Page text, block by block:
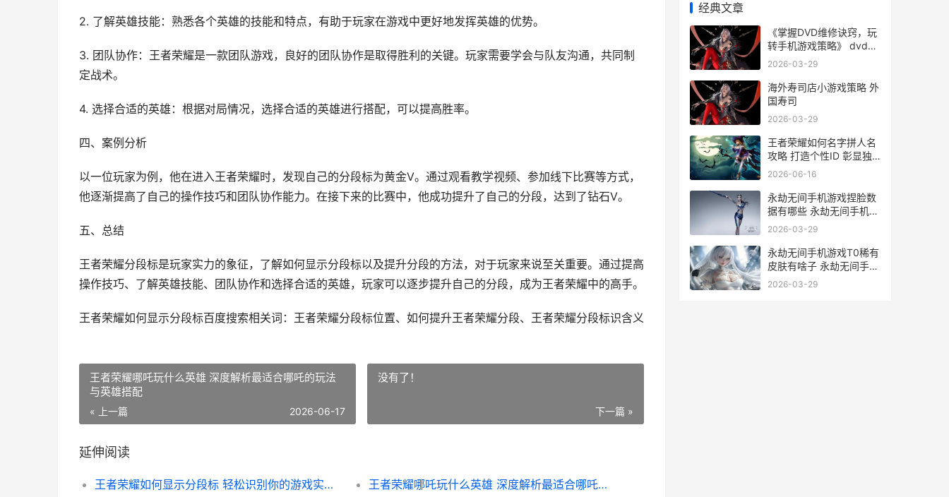
2. 了解英雄技能：熟悉各个英雄的技能和特点，有助于玩家在游戏中更好地发挥英雄的优势。
3. 团队协作：王者荣耀是一款团队游戏，良好的团队协作是取得胜利的关键。玩家需要学会与队友沟通，共同制
定战术。
4. 选择合适的英雄：根据对局情况，选择合适的英雄进行搭配，可以提高胜率。
四、案例分析
以一位玩家为例，他在进入王者荣耀时，发现自己的分段标为黄金V。通过观看教学视频、参加线下比赛等方式，
他逐渐提高了自己的操作技巧和团队协作能力。在接下来的比赛中，他成功提升了自己的分段，达到了钻石V。
五、总结
王者荣耀分段标是玩家实力的象征，了解如何显示分段标以及提升分段的方法，对于玩家来说至关重要。通过提高
操作技巧、了解英雄技能、团队协作和选择合适的英雄，玩家可以逐步提升自己的分段，成为王者荣耀中的高手。
王者荣耀如何显示分段标百度搜索相关词：王者荣耀分段标位置、如何提升王者荣耀分段、王者荣耀分段标识含义
王者荣耀哪吒玩什么英雄 深度解析最适合哪吒的玩法
与英雄搭配
« 上一篇 2026-06-17
没有了！
下一篇 »
延伸阅读
王者荣耀如何显示分段标 轻松识别你的游戏实力与段位提升攻略 王者荣耀哪吒玩什么英雄 深度解析最适合哪吒的玩法与英雄搭配
经典文章
《掌握DVD维修诀窍，玩
转手机游戏策略》 dvd机
怎么维修视频
2026-03-29
海外寿司店小游戏策略 外
国寿司
2026-03-29
王者荣耀如何名字拼人名
攻略 打造个性ID 彰显独
特魅力
2026-06-16
永劫无间手机游戏捏脸数
据有哪些 永劫无间手机游
戏
2026-03-29
永劫无间手机游戏T0稀有
皮肤有啥子 永劫无间手游
app
2026-03-29